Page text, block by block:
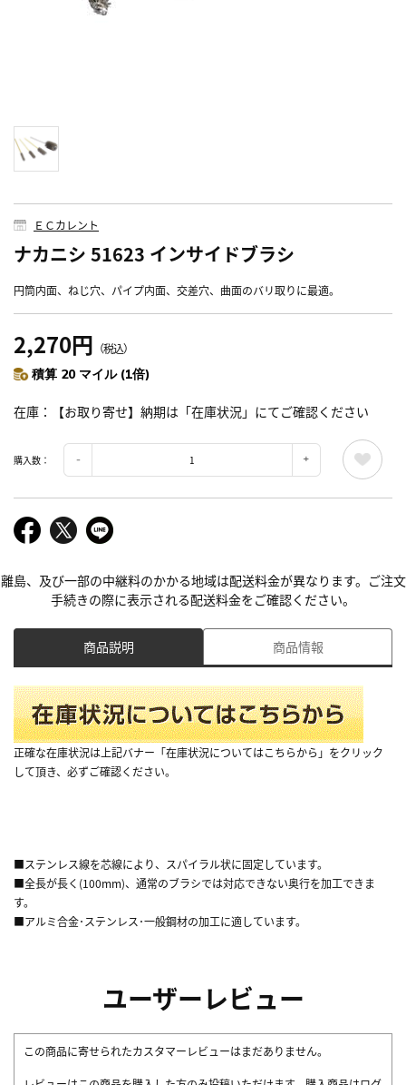
ＥＣカレント
ナカニシ 51623 インサイドブラシ
円筒内面、ねじ穴、パイプ内面、交差穴、曲面のバリ取りに最適。
2,270円 （税込）
積算 20 マイル (1倍)
在庫 【お取り寄せ】納期は「在庫状況」にてご確認ください
購入数：
離島、及び一部の中継料のかかる地域は配送料金が異なります。ご注文
手続きの際に表示される配送料金をご確認ください。
商品説明 商品情報
正確な在庫状況は上記バナー「在庫状況についてはこちらから」をクリック
して頂き、必ずご確認ください。
■ステンレス線を芯線により、スパイラル状に固定しています。
■全長が長く(100mm)、通常のブラシでは対応できない奥行を加工できま
す。
■アルミ合金･ステンレス･一般鋼材の加工に適しています。
ユーザーレビュー
この商品に寄せられたカスタマーレビューはまだありません。